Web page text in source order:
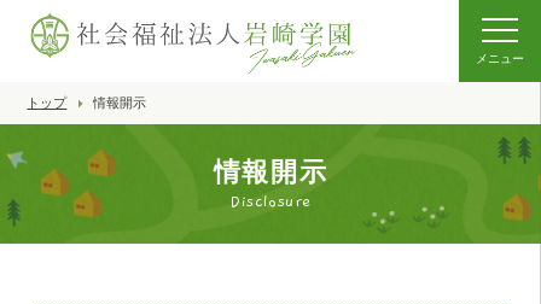
メニュー
トップ 情報開示
情報開示
Disclosure